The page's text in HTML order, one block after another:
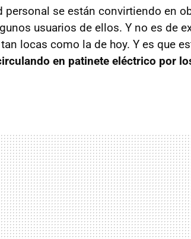
personal se están convirtiendo en
usuarios de ellos. Y no es de
locas como la de hoy. Y es que
en patinete eléctrico por